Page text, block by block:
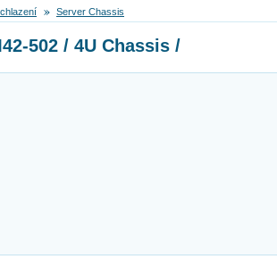
Server Chassis
502 / 4U Chassis /